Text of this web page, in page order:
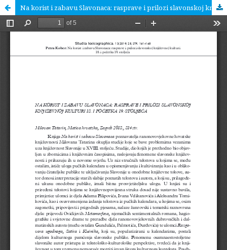
Na korist i zabavu Slavonaca: rasprave i prilozi slavonskoj književnoj kulturi 18. i početka 19. stoljeća